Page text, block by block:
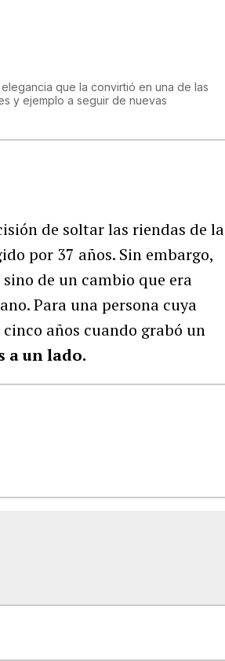
que la convirtió en una de las
y ejemplo a seguir de nuevas
de soltar las riendas de la
por 37 años. Sin embargo,
de un cambio que era
Para una persona cuya
años cuando grabó un
a un lado.